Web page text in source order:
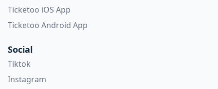
Ticketoo iOS App
Ticketoo Android App
Social
Tiktok
Instagram